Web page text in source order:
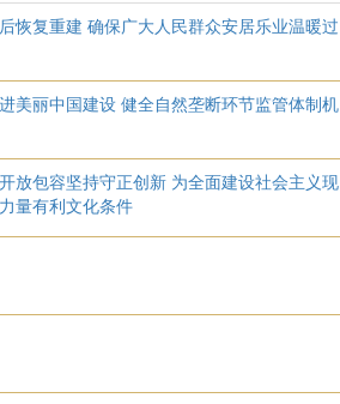
恢复重建 确保广大人民群众安居乐业温暖过
美丽中国建设 健全自然垄断环节监管体制机
放包容坚持守正创新 为全面建设社会主义现
量有利文化条件